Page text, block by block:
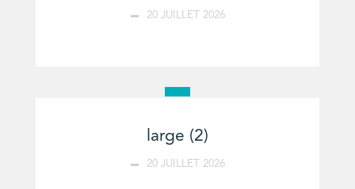
20 JUILLET 2026
large (2)
20 JUILLET 2026